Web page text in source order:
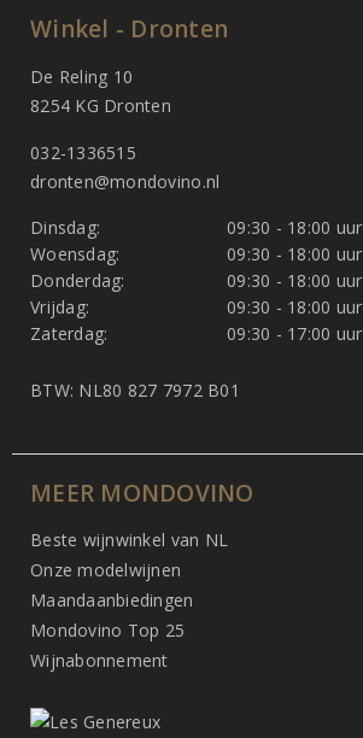
Winkel - Dronten
De Reling 10
8254 KG Dronten
032-1336515
dronten@mondovino.nl
Dinsdag:
09:30 - 18:00 uur
Woensdag:
09:30 - 18:00 uur
Donderdag:
09:30 - 18:00 uur
Vrijdag:
09:30 - 18:00 uur
Zaterdag:
09:30 - 17:00 uur
BTW: NL80 827 7972 B01
MEER MONDOVINO
Beste wijnwinkel van NL
Onze modelwijnen
Maandaanbiedingen
Mondovino Top 25
Wijnabonnement